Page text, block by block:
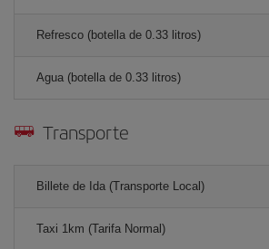
Refresco (botella de 0.33 litros)
Agua (botella de 0.33 litros)
Transporte
Billete de Ida (Transporte Local)
Taxi 1km (Tarifa Normal)